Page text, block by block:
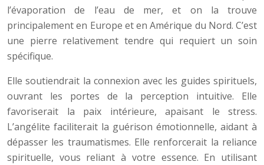
l’évaporation de l’eau de mer, et on la trouve
principalement en Europe et en Amérique du Nord. C’est
une pierre relativement tendre qui requiert un soin
spécifique.
Elle soutiendrait la connexion avec les guides spirituels,
ouvrant les portes de la perception intuitive. Elle
favoriserait la paix intérieure, apaisant le stress.
L’angélite faciliterait la guérison émotionnelle, aidant à
dépasser les traumatismes. Elle renforcerait la reliance
spirituelle, vous reliant à votre essence. En utilisant